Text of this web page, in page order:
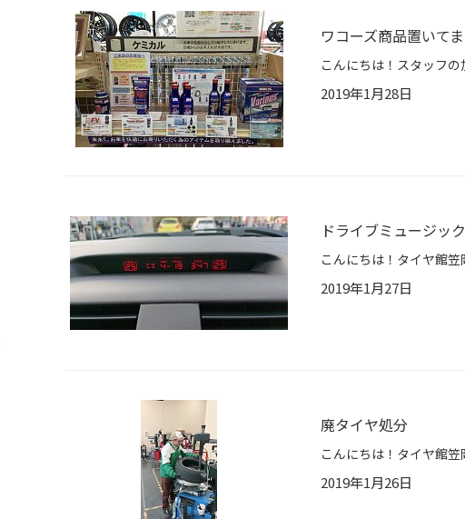
ワコーズ商品置いてま
2019年1月28日
ドライブミュージック
2019年1月27日
廃タイヤ処分
2019年1月26日